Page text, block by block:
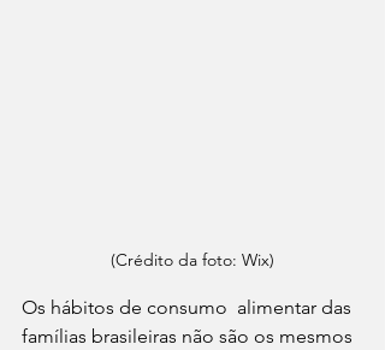
(Crédito da foto: Wix)
Os hábitos de consumo  alimentar das
famílias brasileiras não são os mesmos